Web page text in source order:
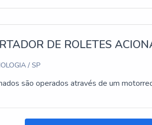
DE ROLETES
/ SP
são operados através de um